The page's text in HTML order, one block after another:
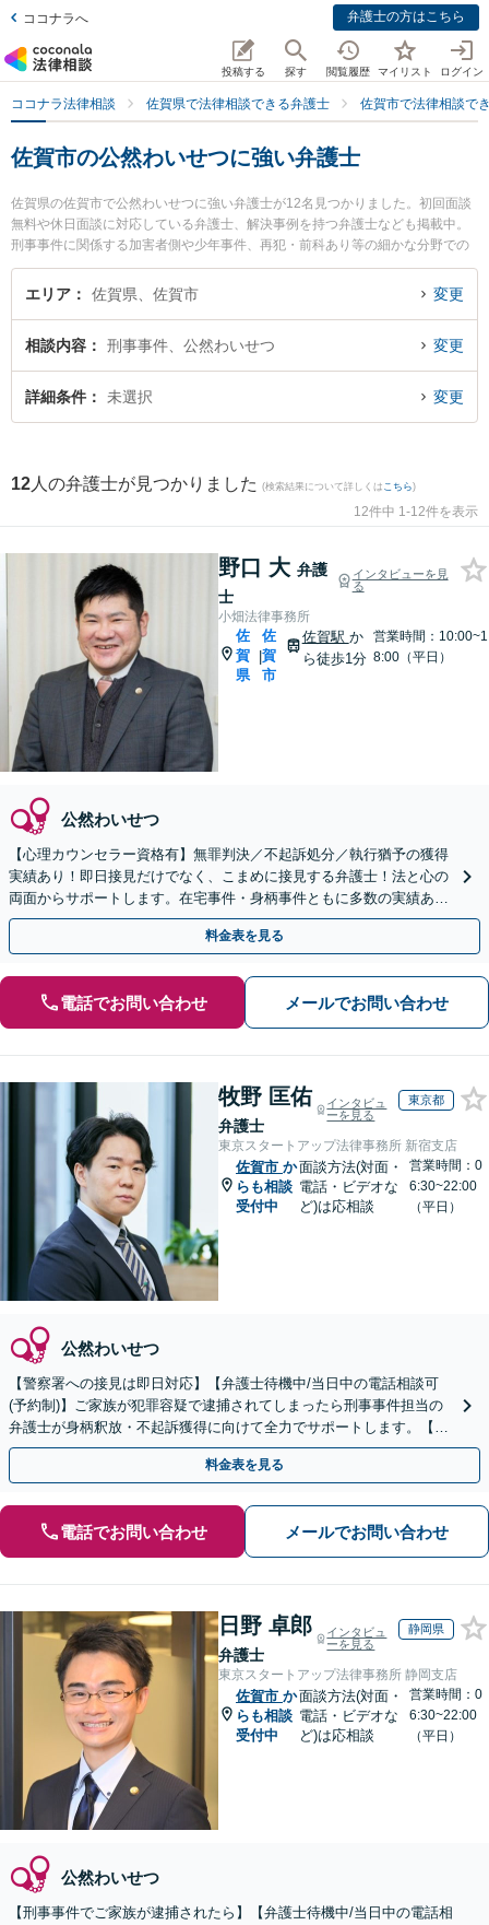
ココナラへ 弁護士の方はこちら
投稿する 探す 閲覧履歴 マイリスト ログイン
ココナラ法律相談 佐賀県で法律相談できる弁護士 佐賀市で法律相談で
佐賀市の公然わいせつに強い弁護士
佐賀県の佐賀市で公然わいせつに強い弁護士が12名見つかりました。初回面談
無料や休日面談に対応している弁護士、解決事例を持つ弁護士なども掲載中。
刑事事件に関係する加害者側や少年事件、再犯・前科あり等の細かな分野での
絞り込み検索もでき便利です。特に小畑法律事務所の野口 大弁護士やありあけ
法律事務所の富永 洋一弁護士、鬼塚・吉村法律事務所の鬼塚 拓也弁護士のプロ
フィール情報や弁護士費用、強みなどが注目されています。『佐賀市で土日や
然わいせつのトラブル解決の実績豊富な近くの弁護士を検索したい』『初回相
談無料で公然わいせつを法律相談できる佐賀市内の弁護士に相談予約したい』
などでお困りの相談者さんにおすすめです。
エリア 佐賀県、佐賀市 変更
相談内容 刑事事件、公然わいせつ 変更
詳細条件 未選択 変更
12 人の弁護士が見つかりました (検索結果について詳しくは こちら)
12件中 1-12件を表示
野口 大 弁護
士
インタビューを見
る
小畑法律事務所
佐
賀
県
|
佐
賀
市
佐賀駅 か
ら徒歩1分
営業時間：10:00~1
8:00（平日）
公然わいせつ
【心理カウンセラー資格有】無罪判決／不起訴処分／執行猶予の獲得
実績あり！即日接見だけでなく、こまめに接見する弁護士！法と心の
両面からサポートします。在宅事件・身柄事件ともに多数の実績あり
【初回相談無料】【佐賀駅1分】
料金表を見る
電話でお問い合わせ メールでお問い合わせ
牧野 匡佑
弁護士
インタビュ
ーを見る
東京都
東京スタートアップ法律事務所 新宿支店
佐賀市 か
らも相談
受付中
面談方法(対面・
電話・ビデオな
ど)は応相談
営業時間：0
6:30~22:00
（平日）
公然わいせつ
【警察署への接見は即日対応】【弁護士待機中/当日中の電話相談可
(予約制)】ご家族が犯罪容疑で逮捕されてしまったら刑事事件担当の
弁護士が身柄釈放・不起訴獲得に向けて全力でサポートします。【毎
月100名以上の相談実績】【全国対応】
料金表を見る
電話でお問い合わせ メールでお問い合わせ
日野 卓郎
弁護士
インタビュ
ーを見る
静岡県
東京スタートアップ法律事務所 静岡支店
佐賀市 か
らも相談
受付中
面談方法(対面・
電話・ビデオな
ど)は応相談
営業時間：0
6:30~22:00
（平日）
公然わいせつ
【刑事事件でご家族が逮捕されたら】【弁護士待機中/当日中の電話相